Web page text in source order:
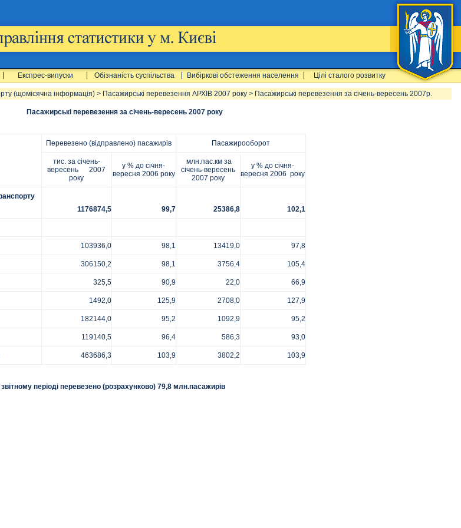
Експрес-випуски Обізнаність суспільства Вибіркові обстеження населення Цілі сталого розвитку
(щомісячна інформація) > Пасажирські перевезення АРХІВ 2007 року > Пасажирські перевезення за січень-вересень 2007р.
Пасажирські перевезення за січень-вересень 2007 року
Перевезено (відправлено) пасажирів Пасажирооборот
тис. за січень-
вересень 2007
року
у % до січня-
вересня 2006 року
млн.пас.км за
січень-вересень
2007 року
у % до січня-
вересня 2006 року
1176874,5
99,7 25386,8 102,1
103936,0 98,1 13419,0 97,8
306150,2 98,1 3756,4 105,4
325,5 90,9 22,0 66,9
1492,0 125,9 2708,0 127,9
182144,0 95,2 1092,9 95,2
119140,5 96,4 586,3 93,0
463686,3 103,9 3802,2 103,9
періоді перевезено (розрахунково) 79,8 млн.пасажирів